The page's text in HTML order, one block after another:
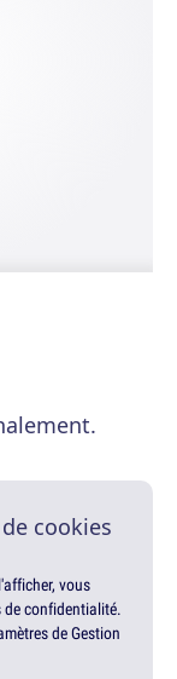
cookies
vous
de confidentialité.
de Gestion